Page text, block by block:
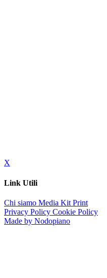
X
Link Utili
Chi siamo Media Kit Print
Privacy Policy Cookie Policy
Made by Nodopiano